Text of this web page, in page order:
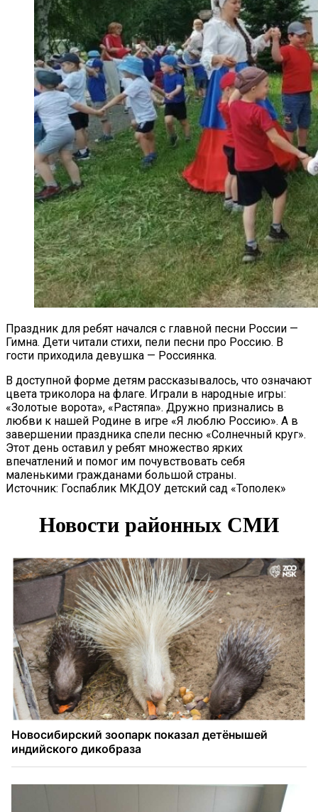
Праздник для ребят начался с главной песни России —
Гимна. Дети читали стихи, пели песни про Россию. В
гости приходила девушка — Россиянка.
В доступной форме детям рассказывалось, что означают
цвета триколора на флаге. Играли в народные игры:
«Золотые ворота», «Растяпа». Дружно признались в
любви к нашей Родине в игре «Я люблю Россию». А в
завершении праздника спели песню «Солнечный круг».
Этот день оставил у ребят множество ярких
впечатлений и помог им почувствовать себя
маленькими гражданами большой страны.
Источник: Госпаблик МКДОУ детский сад «Тополек»